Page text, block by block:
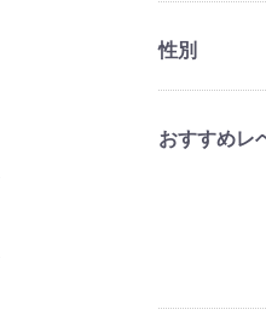
性別
おすすめレ